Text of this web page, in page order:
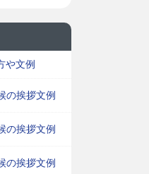
や文例
の挨拶文例
の挨拶文例
の挨拶文例